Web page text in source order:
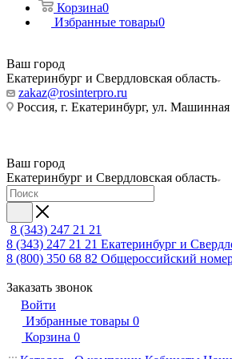
Корзина0
Избранные товары0
Ваш город
Екатеринбург и Свердловская область
zakaz@rosinterpro.ru
Россия, г. Екатеринбург, ул.
Ваш город
Екатеринбург и Свердловская область
8 (343) 247 21 21
8 (343) 247 21 21 Екатеринбург и
8 (800) 350 68 82 Общероссийский
Заказать звонок
Войти
Избранные товары 0
Корзина 0